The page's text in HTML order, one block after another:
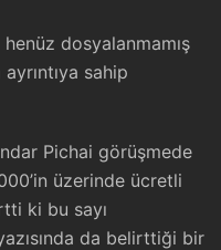
dosyalanmamış
sahip
Pichai görüşmede
üzerinde ücretli
ki bu sayı
da belirttiği bir